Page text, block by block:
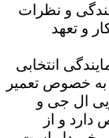
و نظرات
و تعهد
انتخابی
به خصوص تعمیر
ال جی و
و از